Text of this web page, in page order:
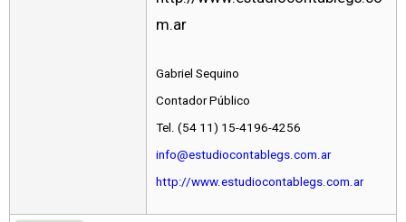
m.ar
Gabriel Sequino
Contador Público
Tel. (54 11) 15-4196-4256
info@estudiocontablegs.com.ar
http://www.estudiocontablegs.com.ar